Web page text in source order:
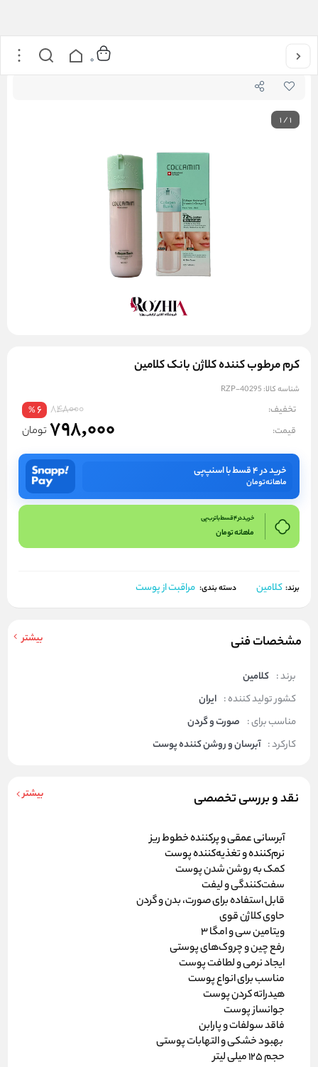
خانه کرم مرطوب کننده کلاژن بانک کلامین 0
1/1
کرم مرطوب کننده کلاژن بانک کلامین
شناسه کالا: RZP-40295
تخفیف: 848000
6
%
قیمت: 798,000 تومان
خرید در ۴ قسط با اسنپ‌پی
ماهانهتومان
خرید در 4 قسط با ترب پی
ماهانهتومان
برند: کلامین دسته بندی: مراقبت از پوست
مشخصات فنی بیشتر
برند : کلامین
کشور تولید کننده : ایران
مناسب برای : صورت و گردن
کارکرد : آبرسان و روشن کننده پوست
نقد و بررسی تخصصی بیشتر
آبرسانی عمقی و پرکننده خطوط ریز
نرم‌کننده و تغذیه‌کننده پوست
کمک به روشن شدن پوست
سفت‌کنندگی و لیفت
قابل استفاده برای صورت، بدن و گردن
حاوی کلاژن قوی
ویتامین سی و امگا 3
رفع چین و چروک‌های پوستی
ایجاد نرمی و لطافت پوست
مناسب برای انواع پوست
هیدراته کردن پوست
جوانساز پوست
فاقد سولفات و پارابن
بهبود خشکی و التهابات پوستی
حجم ۱۲۵ میلی لیتر